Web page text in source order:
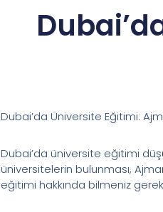
Dubai’da Üniversite Eğitimi:
Dubai’da üniversite eğitimi
üniversitelerin bulunması,
eğitimi hakkında bilmeniz